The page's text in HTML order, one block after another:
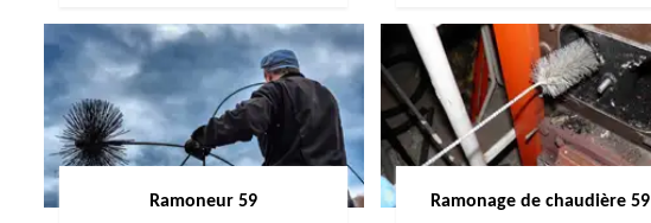
Ramoneur 59 Ramonage de chaudière 59